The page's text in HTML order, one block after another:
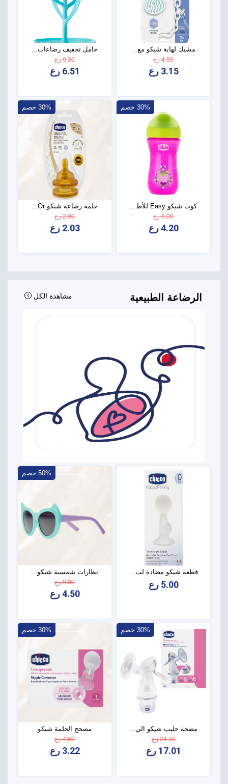
مشبك لهاية شيكو مع...
4.50 رع
3.15 رع
حامل تجفيف رضاعات...
9.30 رع
6.51 رع
30% خصم
كوب شيكو Easy للأط...
6.00 رع
4.20 رع
30% خصم
حلمة رضاعة شيكو Or...
2.90 رع
2.03 رع
الرضاعة الطبيعية مشاهدة الكل
قطعة شيكو مضادة لب...
5.00 رع
50% خصم
نظارات شمسية شيكو...
9.00 رع
4.50 رع
30% خصم
مضخة حليب شيكو الي...
24.30 رع
17.01 رع
30% خصم
مصحح الحلمة شيكو
4.60 رع
3.22 رع